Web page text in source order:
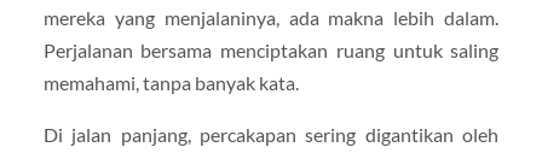
mereka yang menjalaninya, ada makna lebih dalam.
Perjalanan bersama menciptakan ruang untuk saling
memahami, tanpa banyak kata.
Di jalan panjang, percakapan sering digantikan oleh